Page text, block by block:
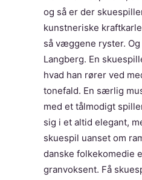
og så er der
kunstneriske
så væggene ryster.
Langberg. En
hvad han rører ved
tonefald. En særlig
med et tålmodigt
sig i et altid elegant,
skuespil uanset om
danske folkekomedie
granvoksent. Få